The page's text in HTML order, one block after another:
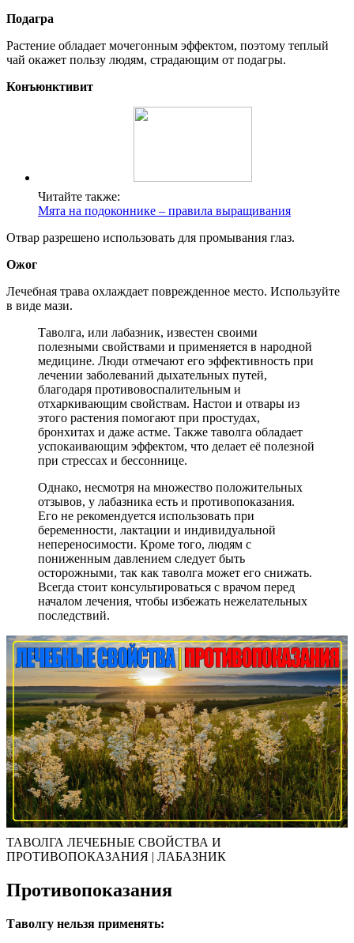
Подагра
Растение обладает мочегонным эффектом, поэтому теплый
чай окажет пользу людям, страдающим от подагры.
Конъюнктивит
Читайте также:
Мята на подоконнике – правила выращивания
Отвар разрешено использовать для промывания глаз.
Ожог
Лечебная трава охлаждает поврежденное место. Используйте
в виде мази.
Таволга, или лабазник, известен своими
полезными свойствами и применяется в народной
медицине. Люди отмечают его эффективность при
лечении заболеваний дыхательных путей,
благодаря противовоспалительным и
отхаркивающим свойствам. Настои и отвары из
этого растения помогают при простудах,
бронхитах и даже астме. Также таволга обладает
успокаивающим эффектом, что делает её полезной
при стрессах и бессоннице.
Однако, несмотря на множество положительных
отзывов, у лабазника есть и противопоказания.
Его не рекомендуется использовать при
беременности, лактации и индивидуальной
непереносимости. Кроме того, людям с
пониженным давлением следует быть
осторожными, так как таволга может его снижать.
Всегда стоит консультироваться с врачом перед
началом лечения, чтобы избежать нежелательных
последствий.
ТАВОЛГА ЛЕЧЕБНЫЕ СВОЙСТВА И
ПРОТИВОПОКАЗАНИЯ | ЛАБАЗНИК
Противопоказания
Таволгу нельзя применять: